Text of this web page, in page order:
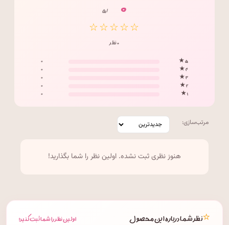
۰ / ۵
☆☆☆☆☆
۰ نظر
۵ ★
۰
۴ ★
۰
۳ ★
۰
۲ ★
۰
۱ ★
۰
مرتب‌سازی:
هنوز نظری ثبت نشده. اولین نظر را شما بگذارید!
⭐نظر شما درباره این محصول اولین نظر را شما ثبت کنید!